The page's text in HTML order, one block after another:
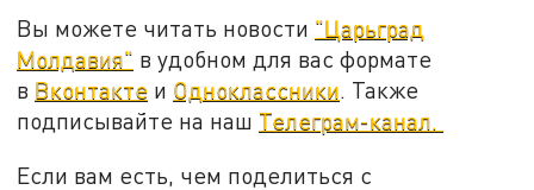
Вы можете читать новости "Царьград
Молдавия" в удобном для вас формате
в Вконтакте и Одноклассники. Также
подписывайте на наш Телеграм-канал.
Если вам есть, чем поделиться с